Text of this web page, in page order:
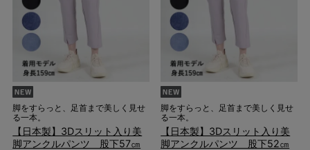
脚をすらっと、足首まで美しく見せ
る一本。
【日本製】3Dスリット入り美
脚アンクルパンツ 股下57㎝
脚をすらっと、足首まで美しく見せ
る一本。
【日本製】3Dスリット入り美
脚アンクルパンツ 股下52㎝